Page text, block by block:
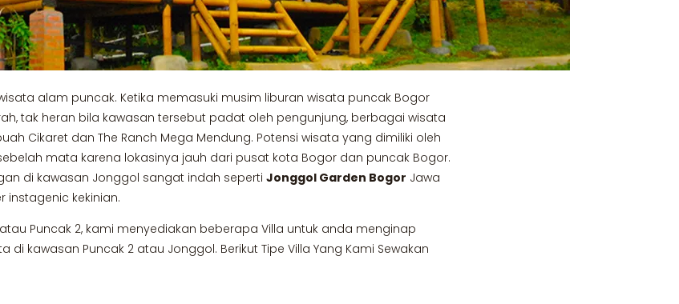
alam puncak. Ketika memasuki musim liburan wisata puncak Bogor
tak heran bila kawasan tersebut padat oleh pengunjung, berbagai wisata
Cikaret dan The Ranch Mega Mendung. Potensi wisata yang dimiliki oleh
mata karena lokasinya jauh dari pusat kota Bogor dan puncak Bogor.
di kawasan Jonggol sangat indah seperti Jonggol Garden Bogor Jawa
instagenic kekinian.
Puncak 2, kami menyediakan beberapa Villa untuk anda menginap
kawasan Puncak 2 atau Jonggol. Berikut Tipe Villa Yang Kami Sewakan